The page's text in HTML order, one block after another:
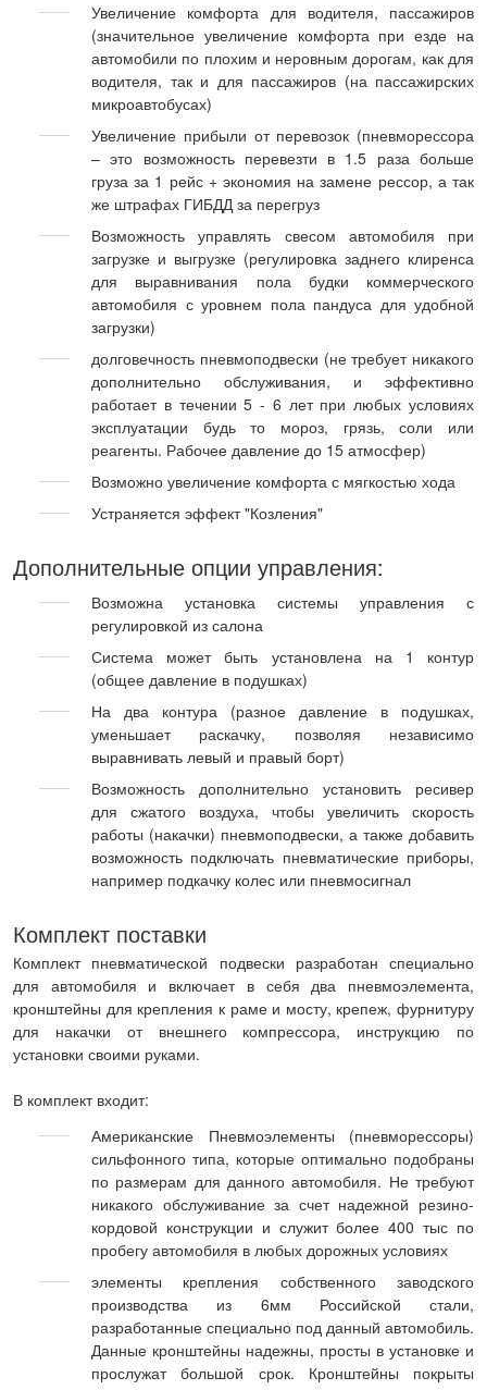
Увеличение комфорта для водителя, пассажиров
(значительное увеличение комфорта при езде на
автомобили по плохим и неровным дорогам, как для
водителя, так и для пассажиров (на пассажирских
микроавтобусах)
Увеличение прибыли от перевозок (пневморессора
– это возможность перевезти в 1.5 раза больше
груза за 1 рейс + экономия на замене рессор, а так
же штрафах ГИБДД за перегруз
Возможность управлять свесом автомобиля при
загрузке и выгрузке (регулировка заднего клиренса
для выравнивания пола будки коммерческого
автомобиля с уровнем пола пандуса для удобной
загрузки)
долговечность пневмоподвески (не требует никакого
дополнительно обслуживания, и эффективно
работает в течении 5 - 6 лет при любых условиях
эксплуатации будь то мороз, грязь, соли или
реагенты. Рабочее давление до 15 атмосфер)
Возможно увеличение комфорта с мягкостью хода
Устраняется эффект "Козления"
Дополнительные опции управления:
Возможна установка системы управления с
регулировкой из салона
Система может быть установлена на 1 контур
(общее давление в подушках)
На два контура (разное давление в подушках,
уменьшает раскачку, позволяя независимо
выравнивать левый и правый борт)
Возможность дополнительно установить ресивер
для сжатого воздуха, чтобы увеличить скорость
работы (накачки) пневмоподвески, а также добавить
возможность подключать пневматические приборы,
например подкачку колес или пневмосигнал
Комплект поставки
Комплект пневматической подвески разработан специально
для автомобиля и включает в себя два пневмоэлемента,
кронштейны для крепления к раме и мосту, крепеж, фурнитуру
для накачки от внешнего компрессора, инструкцию по
установки своими руками.
В комплект входит:
Американские Пневмоэлементы (пневморессоры)
сильфонного типа, которые оптимально подобраны
по размерам для данного автомобиля. Не требуют
никакого обслуживание за счет надежной резино-
кордовой конструкции и служит более 400 тыс по
пробегу автомобиля в любых дорожных условиях
элементы крепления собственного заводского
производства из 6мм Российской стали,
разработанные специально под данный автомобиль.
Данные кронштейны надежны, просты в установке и
прослужат большой срок. Кронштейны покрыты